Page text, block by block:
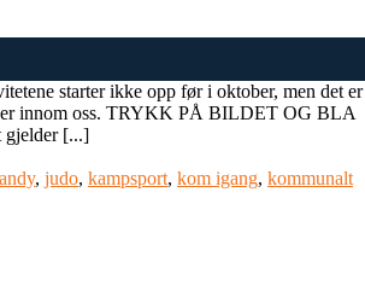
starter ikke opp før i oktober, men det
innom oss. TRYKK PÅ BILDET OG BLA
gjelder [...]
, judo, kampsport, kom igang, kommunalt